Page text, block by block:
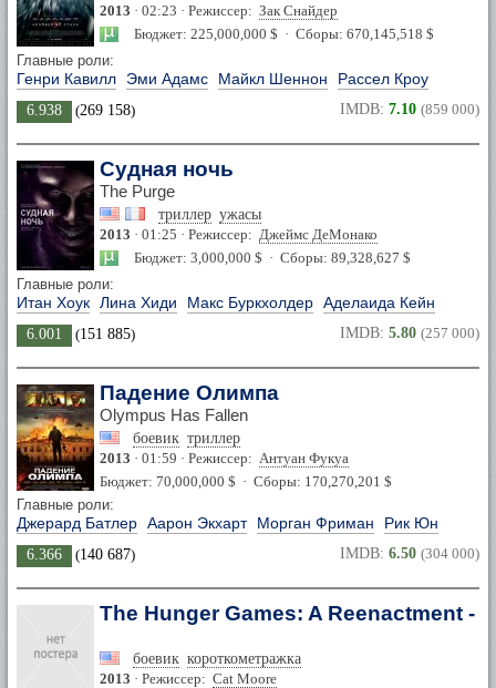
2013 · 02:23 · Режиссер: Зак Снайдер
Бюджет: 225,000,000 $ · Сборы: 670,145,518 $
Главные роли:
Генри Кавилл Эми Адамс Майкл Шеннон Рассел Кроу
6.938 (269 158) IMDB: 7.10 (859 000)
Судная ночь
The Purge
триллер ужасы
2013 · 01:25 · Режиссер: Джеймс ДеМонако
Бюджет: 3,000,000 $ · Сборы: 89,328,627 $
Главные роли:
Итан Хоук Лина Хиди Макс Буркхолдер Аделаида Кейн
6.001 (151 885) IMDB: 5.80 (257 000)
Падение Олимпа
Olympus Has Fallen
боевик триллер
2013 · 01:59 · Режиссер: Антуан Фукуа
Бюджет: 70,000,000 $ · Сборы: 170,270,201 $
Главные роли:
Джерард Батлер Аарон Экхарт Морган Фриман Рик Юн
6.366 (140 687) IMDB: 6.50 (304 000)
The Hunger Games: A Reenactment -
боевик короткометражка
2013 · Режиссер: Cat Moore